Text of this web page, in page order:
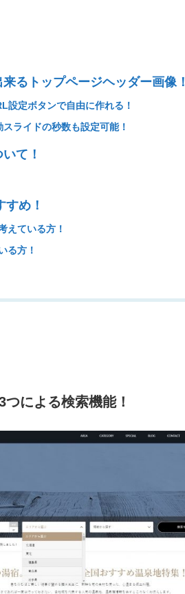
るトップページヘッダー画像！
設定ボタンで自由に作れる！
ライドの秒数も設定可能！
て！
め！
えている方！
る方！
による検索機能！